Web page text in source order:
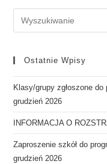
Ostatnie Wpisy
Klasy/grupy zgłoszone
grudzień 2026
INFORMACJA O
Zaproszenie szkół do
grudzień 2026